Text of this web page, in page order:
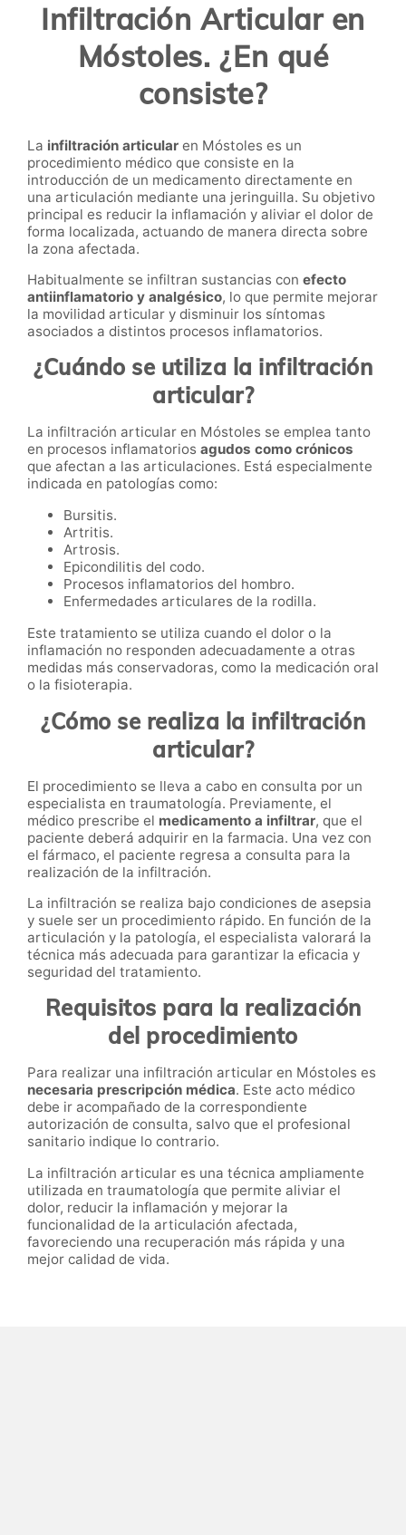
Infiltración Articular en
Móstoles. ¿En qué
consiste?
La infiltración articular en Móstoles es un
procedimiento médico que consiste en la
introducción de un medicamento directamente en
una articulación mediante una jeringuilla. Su objetivo
principal es reducir la inflamación y aliviar el dolor de
forma localizada, actuando de manera directa sobre
la zona afectada.
Habitualmente se infiltran sustancias con efecto
antiinflamatorio y analgésico, lo que permite mejorar
la movilidad articular y disminuir los síntomas
asociados a distintos procesos inflamatorios.
¿Cuándo se utiliza la infiltración
articular?
La infiltración articular en Móstoles se emplea tanto
en procesos inflamatorios agudos como crónicos
que afectan a las articulaciones. Está especialmente
indicada en patologías como:
Bursitis.
Artritis.
Artrosis.
Epicondilitis del codo.
Procesos inflamatorios del hombro.
Enfermedades articulares de la rodilla.
Este tratamiento se utiliza cuando el dolor o la
inflamación no responden adecuadamente a otras
medidas más conservadoras, como la medicación oral
o la fisioterapia.
¿Cómo se realiza la infiltración
articular?
El procedimiento se lleva a cabo en consulta por un
especialista en traumatología. Previamente, el
médico prescribe el medicamento a infiltrar, que el
paciente deberá adquirir en la farmacia. Una vez con
el fármaco, el paciente regresa a consulta para la
realización de la infiltración.
La infiltración se realiza bajo condiciones de asepsia
y suele ser un procedimiento rápido. En función de la
articulación y la patología, el especialista valorará la
técnica más adecuada para garantizar la eficacia y
seguridad del tratamiento.
Requisitos para la realización
del procedimiento
Para realizar una infiltración articular en Móstoles es
necesaria prescripción médica. Este acto médico
debe ir acompañado de la correspondiente
autorización de consulta, salvo que el profesional
sanitario indique lo contrario.
La infiltración articular es una técnica ampliamente
utilizada en traumatología que permite aliviar el
dolor, reducir la inflamación y mejorar la
funcionalidad de la articulación afectada,
favoreciendo una recuperación más rápida y una
mejor calidad de vida.